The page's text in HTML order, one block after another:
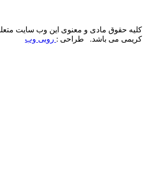
کلیه حقوق مادی و معنوی این وب سایت
کریمی می باشد. طراحی : روبی وب